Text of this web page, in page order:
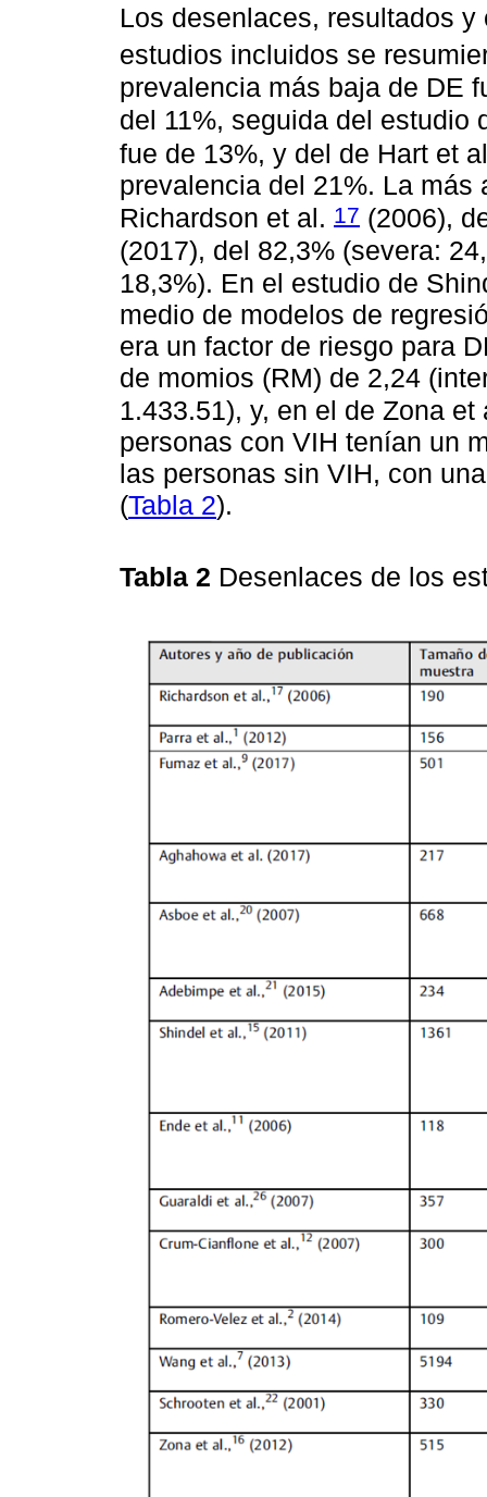
Los desenlaces, resultados
estudios incluidos se
prevalencia más baja de DE
del 11%, seguida del estudio
fue de 13%, y del de Hart et
prevalencia del 21%. La más
Richardson et al. 17 (2006),
(2017), del 82,3% (severa:
18,3%). En el estudio de
medio de modelos de
era un factor de riesgo para
de momios (RM) de 2,24
1.433.51), y, en el de Zona
personas con VIH tenían un
las personas sin VIH, con
(Tabla 2).
Tabla 2 Desenlaces de los